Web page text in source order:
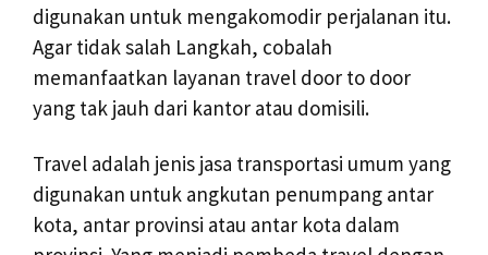
digunakan untuk mengakomodir perjalanan itu.
Agar tidak salah Langkah, cobalah
memanfaatkan layanan travel door to door
yang tak jauh dari kantor atau domisili.
Travel adalah jenis jasa transportasi umum yang
digunakan untuk angkutan penumpang antar
kota, antar provinsi atau antar kota dalam